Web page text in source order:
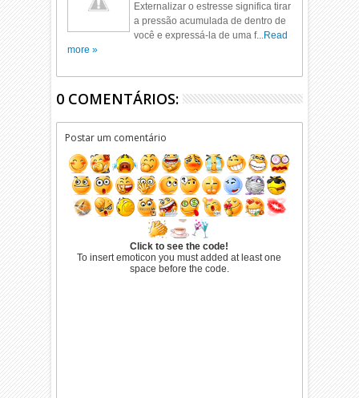
Externalizar o estresse significa tirar
a pressão acumulada de dentro de
você e expressá-la de uma f...Read
more »
0 COMENTÁRIOS:
Postar um comentário
Click to see the code!
To insert emoticon you must added at least one
space before the code.